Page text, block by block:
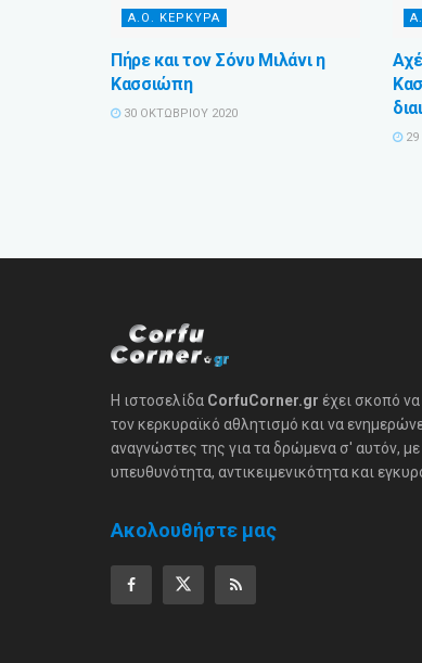
Α.Ο. ΚΕΡΚΥΡΑ
Πήρε και τον Σόνυ Μιλάνι η
Κασσιώπη
30 ΟΚΤΩΒΡΊΟΥ 2020
29
Η ιστοσελίδα CorfuCorner.gr έχει σκοπό
τον κερκυραϊκό αθλητισμό και να
αναγνώστες της για τα δρώμενα σ' αυτόν, με
υπευθυνότητα, αντικειμενικότητα και
Ακολουθήστε μας